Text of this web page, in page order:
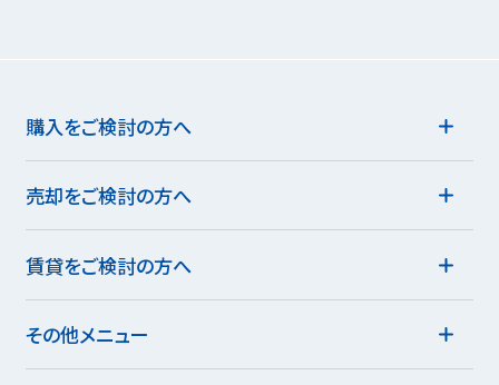
購入をご検討の方へ
売却をご検討の方へ
賃貸をご検討の方へ
その他メニュー